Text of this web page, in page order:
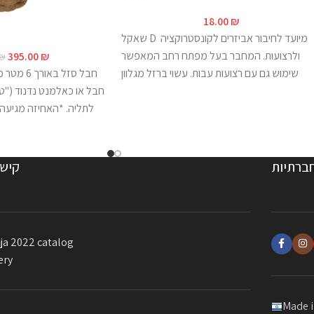
395.00₪
חבל
חבל או כאלמנט נדנוד
לתליה. *האחיזה
18.00₪
שאקל D מיועד לחיבור אביזרים לקונסטרוקציה
ולרצועות. המחבר בעל מפתח רחב המאפשר
שימוש גם עם רצועות עבות. עשוי ברזל מגלוון
2022 catalog
Made